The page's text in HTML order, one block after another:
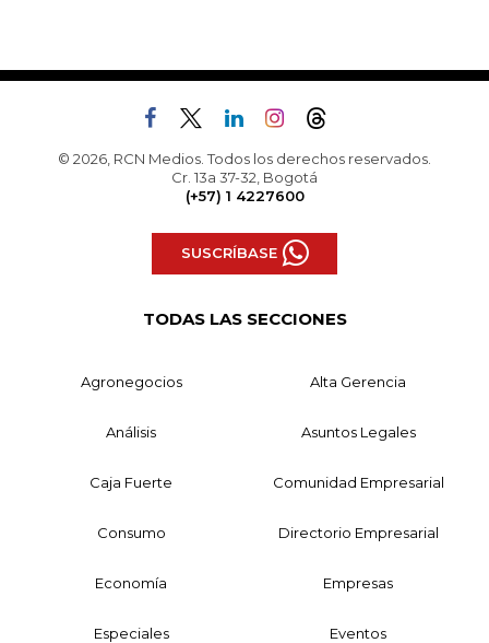
© 2026, RCN Medios. Todos los derechos reservados.
Cr. 13a 37-32, Bogotá
(+57) 1 4227600
SUSCRÍBASE
TODAS LAS SECCIONES
Agronegocios Alta Gerencia
Análisis Asuntos Legales
Caja Fuerte Comunidad Empresarial
Consumo Directorio Empresarial
Economía Empresas
Especiales Eventos